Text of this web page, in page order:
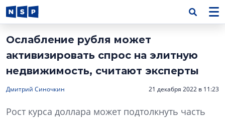
Ослабление рубля может
активизировать спрос на элитную
недвижимость, считают эксперты
Дмитрий Синочкин 21 декабря 2022 в 11:23
Рост курса доллара может подтолкнуть часть